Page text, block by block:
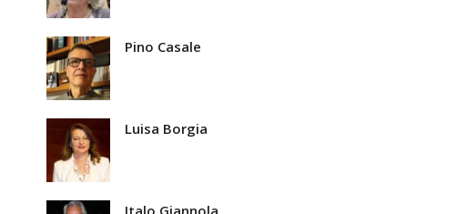
Pino Casale
Luisa Borgia